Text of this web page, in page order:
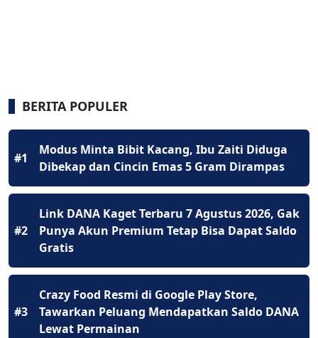
BERITA POPULER
#1
Modus Minta Bibit Kacang, Ibu Zaiti Diduga
Dibekap dan Cincin Emas 5 Gram Dirampas
#2
Link DANA Kaget Terbaru 7 Agustus 2026, Gak
Punya Akun Premium Tetap Bisa Dapat Saldo
Gratis
#3
Crazy Food Resmi di Google Play Store,
Tawarkan Peluang Mendapatkan Saldo DANA
Lewat Permainan